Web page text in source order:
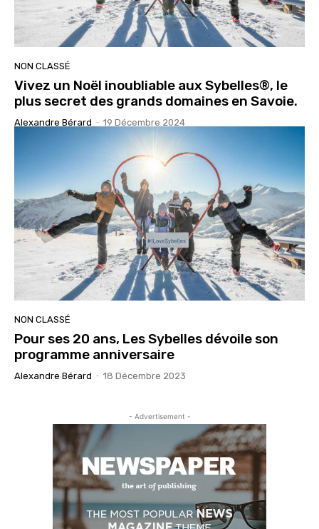
NON CLASSÉ
Vivez un Noël inoubliable aux Sybelles®, le
plus secret des grands domaines en Savoie.
Alexandre Bérard - 19 Décembre 2024
NON CLASSÉ
Pour ses 20 ans, Les Sybelles dévoile son
programme anniversaire
Alexandre Bérard - 18 Décembre 2023
- Advertisement -